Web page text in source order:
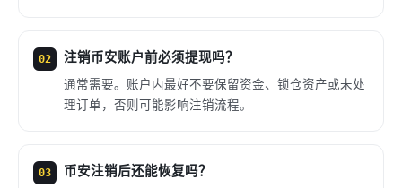
02 注销币安账户前必须提现吗？
通常需要。账户内最好不要保留资金、锁仓资产或未处
理订单，否则可能影响注销流程。
03 币安注销后还能恢复吗？